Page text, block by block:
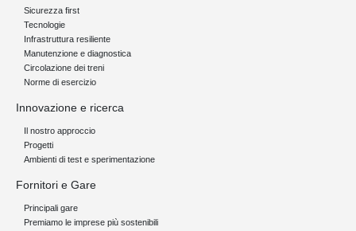
Sicurezza first
Tecnologie
Infrastruttura resiliente
Manutenzione e diagnostica
Circolazione dei treni
Norme di esercizio
Innovazione e ricerca
Il nostro approccio
Progetti
Ambienti di test e sperimentazione
Fornitori e Gare
Principali gare
Premiamo le imprese più sostenibili